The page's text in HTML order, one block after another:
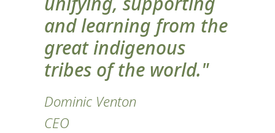
and learning from the
great indigenous
tribes of the world."
Dominic Venton
CEO